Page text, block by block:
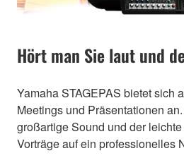
Hört man Sie laut und
Yamaha STAGEPAS bietet sich
Meetings und Präsentationen
großartige Sound und der
Vorträge auf ein professionelles